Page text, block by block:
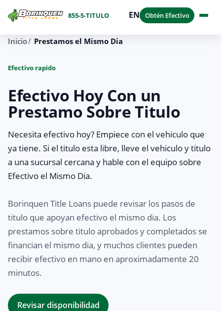
855-5-TITULO EN Obtén Efectivo
Inicio Prestamos el Mismo Dia
Efectivo rapido
Efectivo Hoy Con un
Prestamo Sobre Titulo
Necesita efectivo hoy? Empiece con el vehiculo que
ya tiene. Si el titulo esta libre, lleve el vehiculo y titulo
a una sucursal cercana y hable con el equipo sobre
Efectivo el Mismo Dia.
Borinquen Title Loans puede revisar los pasos de
titulo que apoyan efectivo el mismo dia. Los
prestamos sobre titulo aprobados y completados se
financian el mismo dia, y muchos clientes pueden
recibir efectivo en mano en aproximadamente 20
minutos.
Revisar disponibilidad